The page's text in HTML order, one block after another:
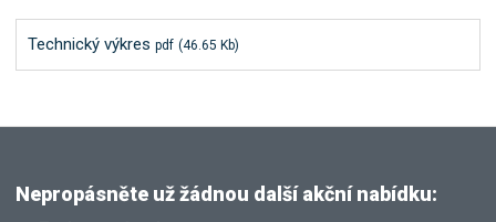
Technický výkres pdf (46.65 Kb)
Nepropásněte už žádnou další akční nabídku: